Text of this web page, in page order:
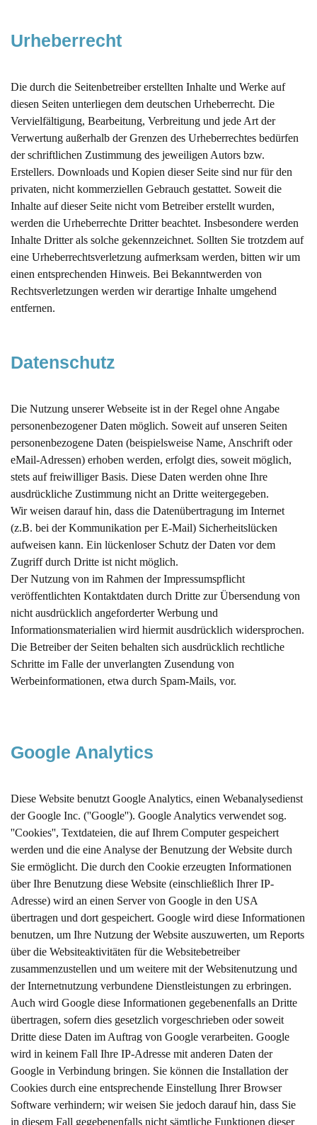
Urheberrecht
Die durch die Seitenbetreiber erstellten Inhalte und Werke auf
diesen Seiten unterliegen dem deutschen Urheberrecht. Die
Vervielfältigung, Bearbeitung, Verbreitung und jede Art der
Verwertung außerhalb der Grenzen des Urheberrechtes bedürfen
der schriftlichen Zustimmung des jeweiligen Autors bzw.
Erstellers. Downloads und Kopien dieser Seite sind nur für den
privaten, nicht kommerziellen Gebrauch gestattet. Soweit die
Inhalte auf dieser Seite nicht vom Betreiber erstellt wurden,
werden die Urheberrechte Dritter beachtet. Insbesondere werden
Inhalte Dritter als solche gekennzeichnet. Sollten Sie trotzdem auf
eine Urheberrechtsverletzung aufmerksam werden, bitten wir um
einen entsprechenden Hinweis. Bei Bekanntwerden von
Rechtsverletzungen werden wir derartige Inhalte umgehend
entfernen.
Datenschutz
Die Nutzung unserer Webseite ist in der Regel ohne Angabe
personenbezogener Daten möglich. Soweit auf unseren Seiten
personenbezogene Daten (beispielsweise Name, Anschrift oder
eMail-Adressen) erhoben werden, erfolgt dies, soweit möglich,
stets auf freiwilliger Basis. Diese Daten werden ohne Ihre
ausdrückliche Zustimmung nicht an Dritte weitergegeben.
Wir weisen darauf hin, dass die Datenübertragung im Internet
(z.B. bei der Kommunikation per E-Mail) Sicherheitslücken
aufweisen kann. Ein lückenloser Schutz der Daten vor dem
Zugriff durch Dritte ist nicht möglich.
Der Nutzung von im Rahmen der Impressumspflicht
veröffentlichten Kontaktdaten durch Dritte zur Übersendung von
nicht ausdrücklich angeforderter Werbung und
Informationsmaterialien wird hiermit ausdrücklich widersprochen.
Die Betreiber der Seiten behalten sich ausdrücklich rechtliche
Schritte im Falle der unverlangten Zusendung von
Werbeinformationen, etwa durch Spam-Mails, vor.
Google Analytics
Diese Website benutzt Google Analytics, einen Webanalysedienst
der Google Inc. (''Google''). Google Analytics verwendet sog.
''Cookies'', Textdateien, die auf Ihrem Computer gespeichert
werden und die eine Analyse der Benutzung der Website durch
Sie ermöglicht. Die durch den Cookie erzeugten Informationen
über Ihre Benutzung diese Website (einschließlich Ihrer IP-
Adresse) wird an einen Server von Google in den USA
übertragen und dort gespeichert. Google wird diese Informationen
benutzen, um Ihre Nutzung der Website auszuwerten, um Reports
über die Websiteaktivitäten für die Websitebetreiber
zusammenzustellen und um weitere mit der Websitenutzung und
der Internetnutzung verbundene Dienstleistungen zu erbringen.
Auch wird Google diese Informationen gegebenenfalls an Dritte
übertragen, sofern dies gesetzlich vorgeschrieben oder soweit
Dritte diese Daten im Auftrag von Google verarbeiten. Google
wird in keinem Fall Ihre IP-Adresse mit anderen Daten der
Google in Verbindung bringen. Sie können die Installation der
Cookies durch eine entsprechende Einstellung Ihrer Browser
Software verhindern; wir weisen Sie jedoch darauf hin, dass Sie
in diesem Fall gegebenenfalls nicht sämtliche Funktionen dieser